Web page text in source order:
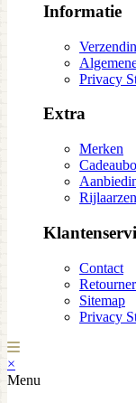
Informatie
Privacy
Extra
Merken
Contact
Sitemap
Privacy
×
Menu